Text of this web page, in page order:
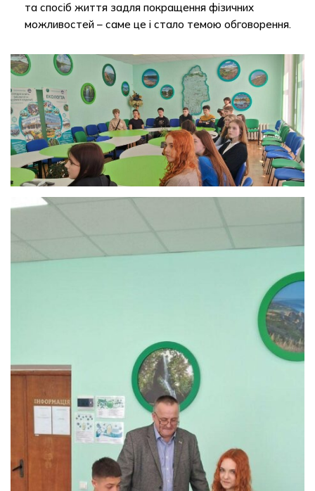
та спосіб життя задля покращення фізичних
можливостей – саме це і стало темою обговорення.